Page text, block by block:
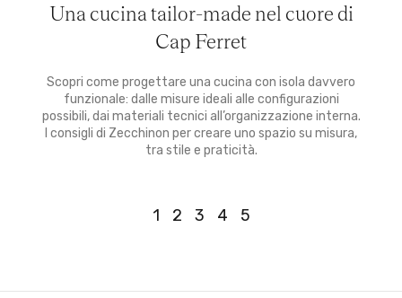
Una cucina tailor-made nel cuore di
Cap Ferret
Scopri come progettare una cucina con isola davvero
funzionale: dalle misure ideali alle configurazioni
possibili, dai materiali tecnici all’organizzazione interna.
I consigli di Zecchinon per creare uno spazio su misura,
tra stile e praticità.
1 2 3 4 5